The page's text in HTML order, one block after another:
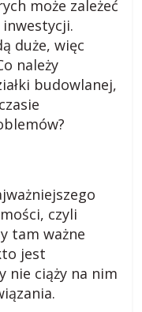
może zależeć
duże, więc
należy
budowlanej,
czyli
tam ważne
jest
nie ciąży na nim